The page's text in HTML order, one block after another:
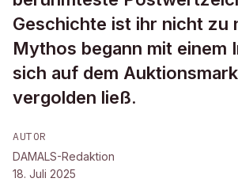
Geschichte ist ihr nicht zu
Mythos begann mit einem
sich auf dem
vergolden ließ.
AUTOR
DAMALS-Redaktion
18. Juli 2025